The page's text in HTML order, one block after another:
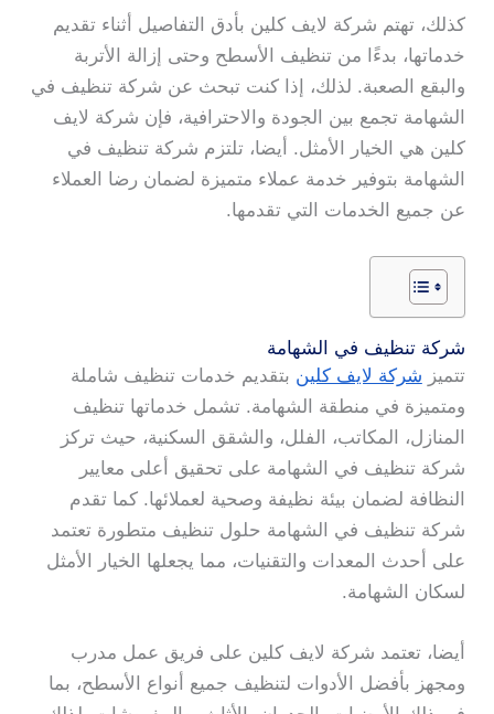
كذلك، تهتم شركة لايف كلين بأدق التفاصيل أثناء تقديم
خدماتها، بدءًا من تنظيف الأسطح وحتى إزالة الأتربة
والبقع الصعبة. لذلك، إذا كنت تبحث عن شركة تنظيف في
الشهامة تجمع بين الجودة والاحترافية، فإن شركة لايف
كلين هي الخيار الأمثل. أيضا، تلتزم شركة تنظيف في
الشهامة بتوفير خدمة عملاء متميزة لضمان رضا العملاء
عن جميع الخدمات التي تقدمها.
شركة تنظيف في الشهامة
تتميز شركة لايف كلين بتقديم خدمات تنظيف شاملة
ومتميزة في منطقة الشهامة. تشمل خدماتها تنظيف
المنازل، المكاتب، الفلل، والشقق السكنية، حيث تركز
شركة تنظيف في الشهامة على تحقيق أعلى معايير
النظافة لضمان بيئة نظيفة وصحية لعملائها. كما تقدم
شركة تنظيف في الشهامة حلول تنظيف متطورة تعتمد
على أحدث المعدات والتقنيات، مما يجعلها الخيار الأمثل
لسكان الشهامة.
أيضا، تعتمد شركة لايف كلين على فريق عمل مدرب
ومجهز بأفضل الأدوات لتنظيف جميع أنواع الأسطح، بما